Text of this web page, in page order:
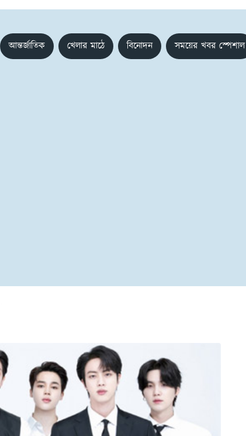
আন্তর্জাতিক খেলার মাঠে বিনোদন সময়ের খবর স্পেশাল